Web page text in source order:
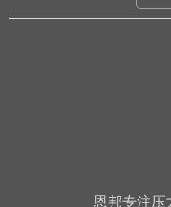
恩邦专注压